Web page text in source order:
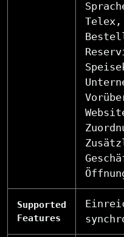
Supported
Features